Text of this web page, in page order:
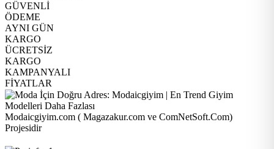
GÜVENLİ
ÖDEME
AYNI GÜN
KARGO
ÜCRETSİZ
KARGO
KAMPANYALI
FİYATLAR
Modaicgiyim.com ( Magazakur.com ve ComNetSoft.Com)
Projesidir